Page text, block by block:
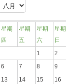
星期
四
星期
五
星期
六
星期
日
1
2
6 7 8
9
13 14 15
16